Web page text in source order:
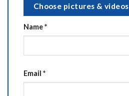
Choose pictures & videos
Name*
Email *